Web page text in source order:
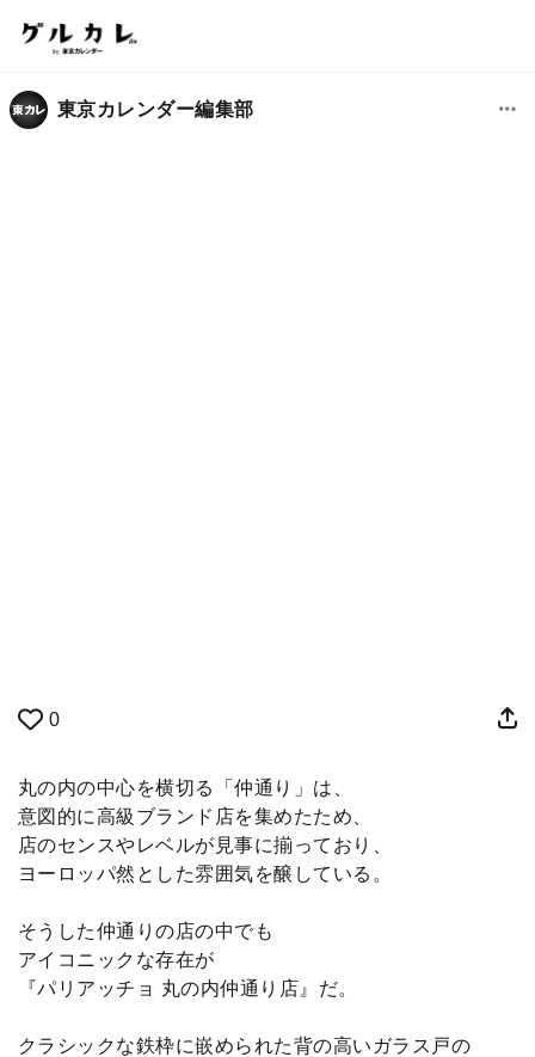
東京カレンダー編集部
0
丸の内の中心を横切る「仲通り」は、
意図的に高級ブランド店を集めたため、
店のセンスやレベルが見事に揃っており、
ヨーロッパ然とした雰囲気を醸している。
そうした仲通りの店の中でも
アイコニックな存在が
『パリアッチョ 丸の内仲通り店』だ。
クラシックな鉄枠に嵌められた背の高いガラス戸の